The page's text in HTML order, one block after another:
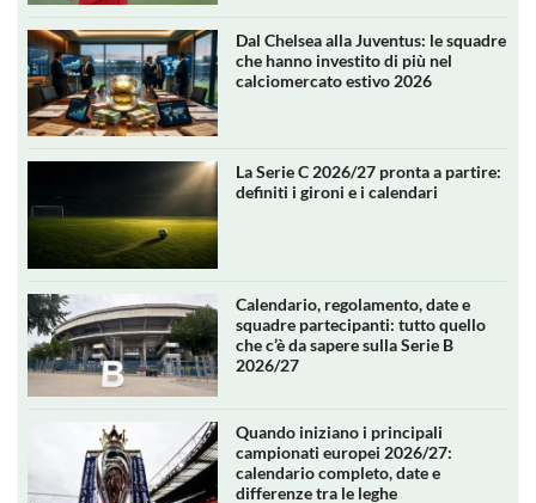
Dal Chelsea alla Juventus: le squadre
che hanno investito di più nel
calciomercato estivo 2026
La Serie C 2026/27 pronta a partire:
definiti i gironi e i calendari
Calendario, regolamento, date e
squadre partecipanti: tutto quello
che c’è da sapere sulla Serie B
2026/27
Quando iniziano i principali
campionati europei 2026/27:
calendario completo, date e
differenze tra le leghe